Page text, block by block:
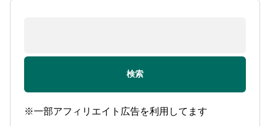
※一部アフィリエイト広告を利用してます